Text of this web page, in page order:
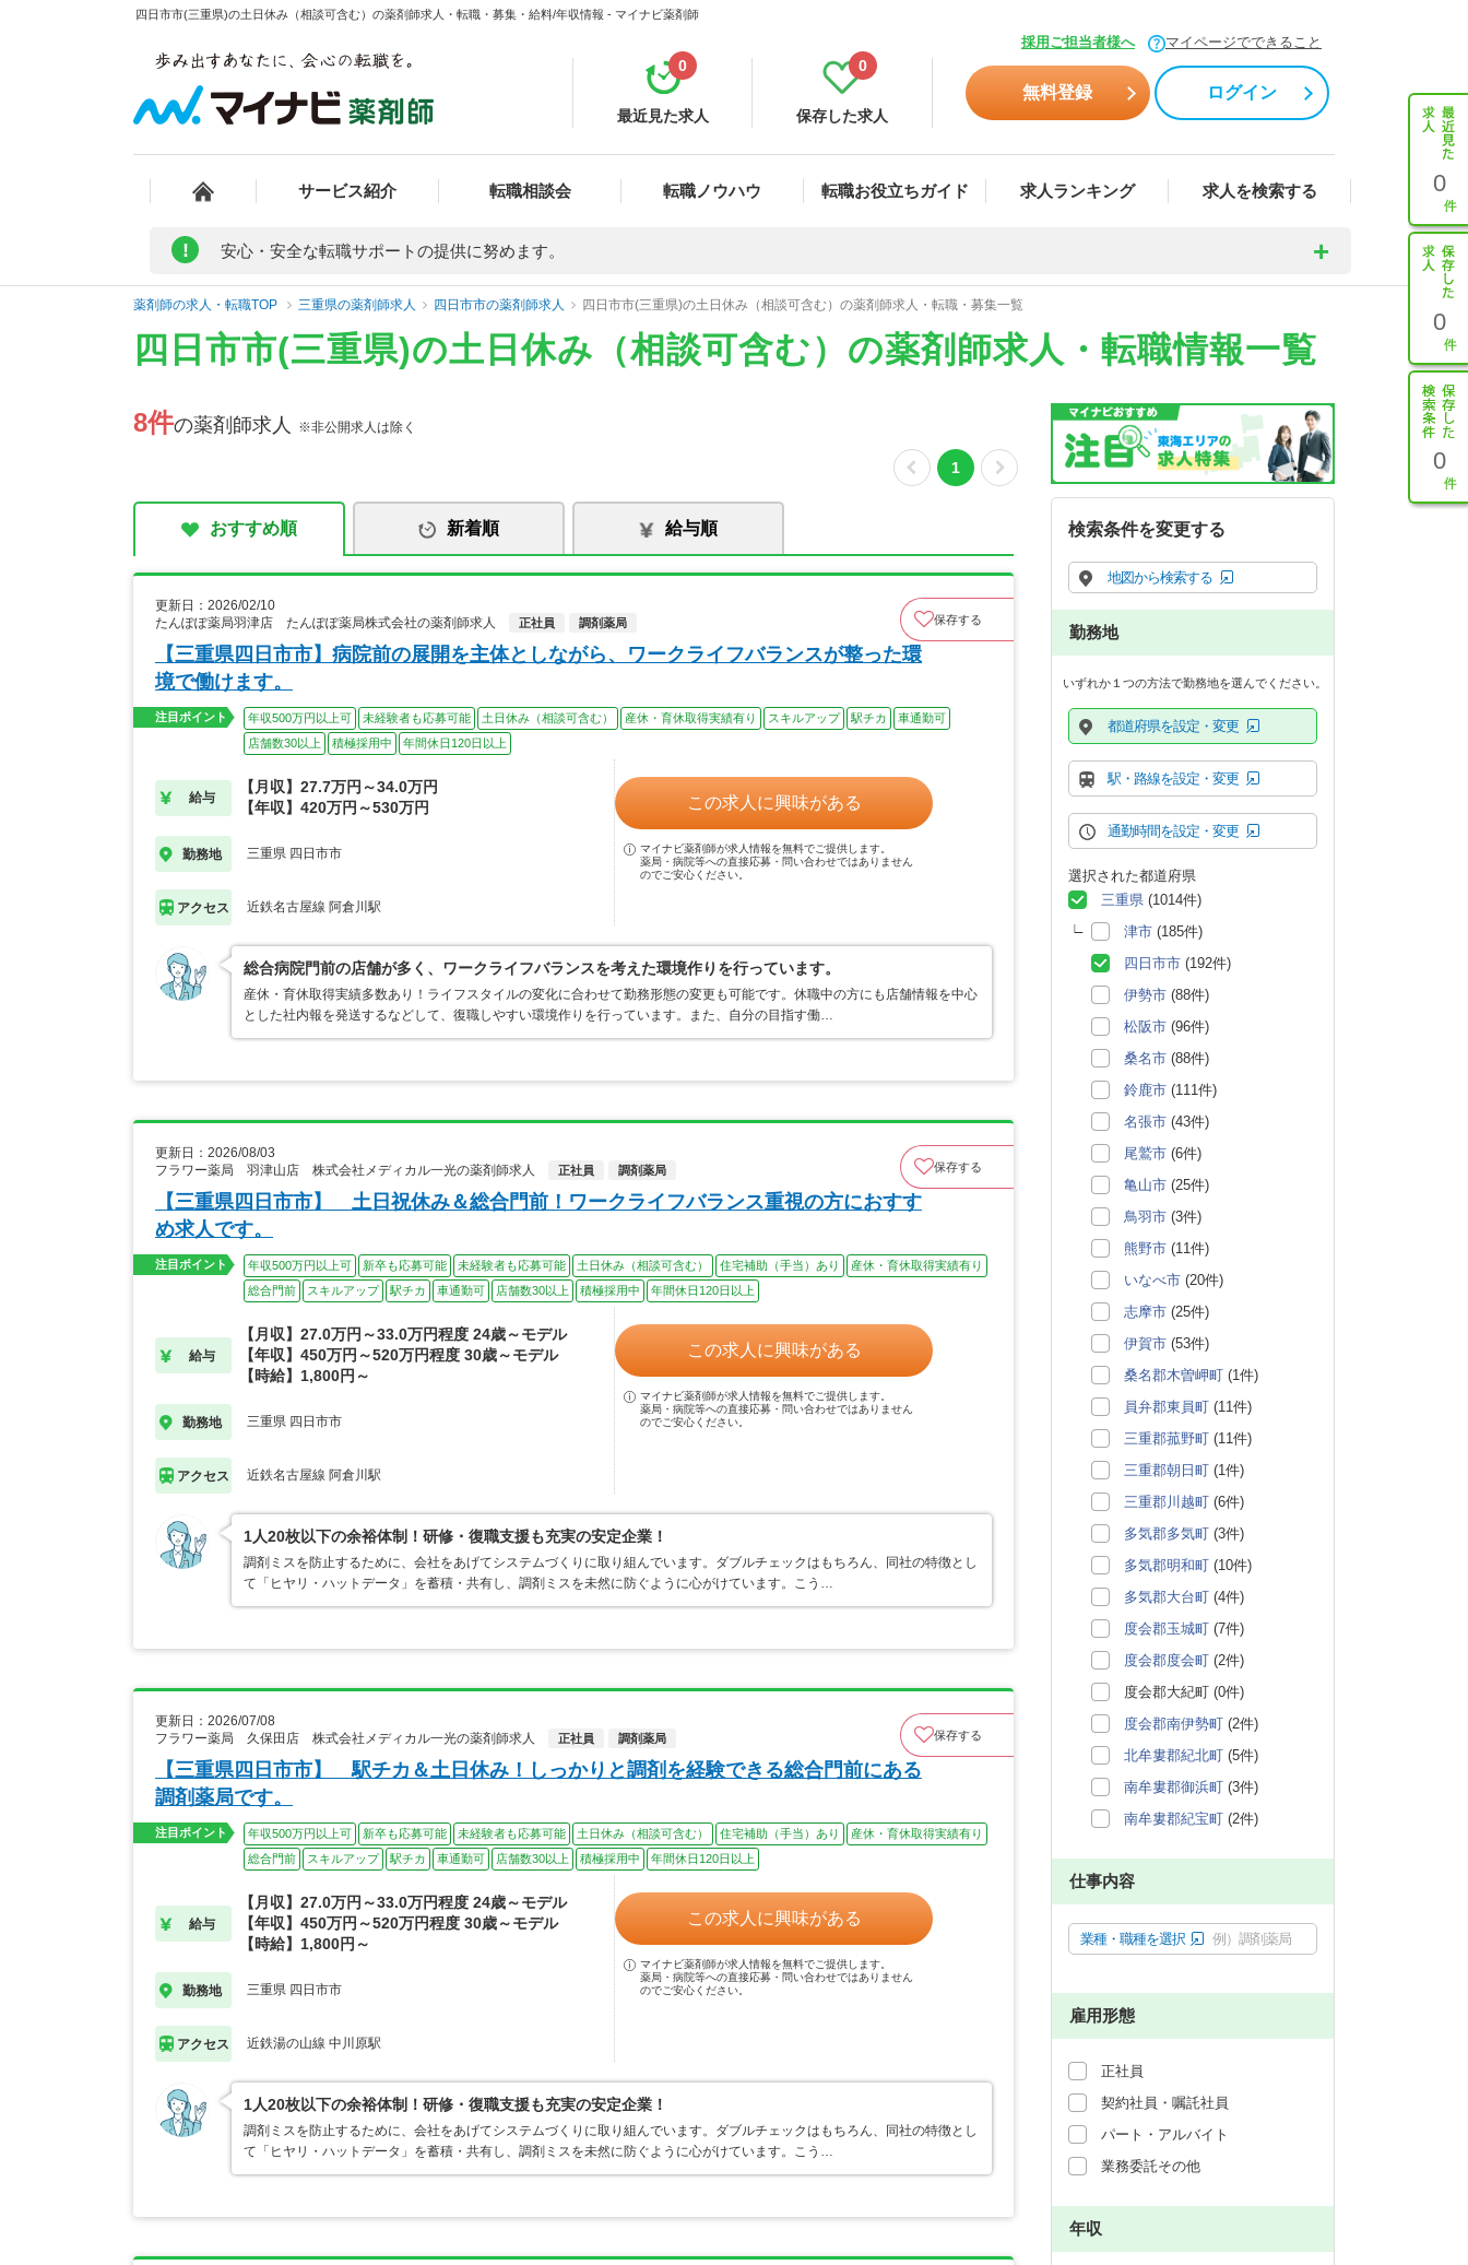
四日市市(三重県)の土日休み（相談可含む）の薬剤師求人・転職・募集・給料/年収情報 - マイナビ薬剤師
採用ご担当者様へ マイページでできること
最近見た求人
0
保存した求人
0
無料登録 ログイン
サービス紹介 転職相談会 転職ノウハウ 転職お役立ちガイド 求人ランキング 求人を検索する 0
0
0
! 安心・安全な転職サポートの提供に努めます。
薬剤師の求人・転職TOP 三重県の薬剤師求人 四日市市の薬剤師求人 四日市市(三重県)の土日休み（相談可含む）の薬剤師求人・転職・募集一覧
四日市市(三重県)の土日休み（相談可含む）の薬剤師求人・転職情報一覧
8件の薬剤師求人 ※非公開求人は除く
1
おすすめ順 新着順 給与順
更新日：2026/02/10
たんぽぽ薬局羽津店 たんぽぽ薬局株式会社の薬剤師求人
正社員 調剤薬局 保存する
【三重県四日市市】病院前の展開を主体としながら、ワークライフバランスが整った環
境で働けます。
注目ポイント 年収500万円以上可 未経験者も応募可能 土日休み（相談可含む） 産休・育休取得実績有り スキルアップ 駅チカ
車通勤可
店舗数30以上
積極採用中 年間休日120日以上
給与
【月収】27.7万円～34.0万円
【年収】420万円～530万円
勤務地 三重県 四日市市
アクセス 近鉄名古屋線 阿倉川駅
この求人に興味がある
マイナビ薬剤師が求人情報を無料でご提供します。
薬局・病院等への直接応募・問い合わせではありません
のでご安心ください。
総合病院門前の店舗が多く、ワークライフバランスを考えた環境作りを行っています。
産休・育休取得実績多数あり！ライフスタイルの変化に合わせて勤務形態の変更も可能です。休職中の方にも店舗情報を中心
とした社内報を発送するなどして、復職しやすい環境作りを行っています。また、自分の目指す働…
更新日：2026/08/03
フラワー薬局 羽津山店 株式会社メディカル一光の薬剤師求人
正社員 調剤薬局 保存する
【三重県四日市市】 土日祝休み＆総合門前！ワークライフバランス重視の方におすす
め求人です。
注目ポイント 年収500万円以上可 新卒も応募可能 未経験者も応募可能 土日休み（相談可含む） 住宅補助（手当）あり
産休・育休取得実績有り
総合門前
スキルアップ 駅チカ 車通勤可 店舗数30以上 積極採用中 年間休日120日以上
給与
【月収】27.0万円～33.0万円程度 24歳～モデル
【年収】450万円～520万円程度 30歳～モデル
【時給】1,800円～
勤務地 三重県 四日市市
アクセス 近鉄名古屋線 阿倉川駅
この求人に興味がある
マイナビ薬剤師が求人情報を無料でご提供します。
薬局・病院等への直接応募・問い合わせではありません
のでご安心ください。
1人20枚以下の余裕体制！研修・復職支援も充実の安定企業！
調剤ミスを防止するために、会社をあげてシステムづくりに取り組んでいます。ダブルチェックはもちろん、同社の特徴とし
て「ヒヤリ・ハットデータ」を蓄積・共有し、調剤ミスを未然に防ぐように心がけています。こう…
更新日：2026/07/08
フラワー薬局 久保田店 株式会社メディカル一光の薬剤師求人
正社員 調剤薬局 保存する
【三重県四日市市】 駅チカ＆土日休み！しっかりと調剤を経験できる総合門前にある
調剤薬局です。
注目ポイント 年収500万円以上可 新卒も応募可能 未経験者も応募可能 土日休み（相談可含む） 住宅補助（手当）あり
産休・育休取得実績有り
総合門前
スキルアップ 駅チカ 車通勤可 店舗数30以上 積極採用中 年間休日120日以上
給与
【月収】27.0万円～33.0万円程度 24歳～モデル
【年収】450万円～520万円程度 30歳～モデル
【時給】1,800円～
勤務地 三重県 四日市市
アクセス 近鉄湯の山線 中川原駅
この求人に興味がある
マイナビ薬剤師が求人情報を無料でご提供します。
薬局・病院等への直接応募・問い合わせではありません
のでご安心ください。
1人20枚以下の余裕体制！研修・復職支援も充実の安定企業！
調剤ミスを防止するために、会社をあげてシステムづくりに取り組んでいます。ダブルチェックはもちろん、同社の特徴とし
て「ヒヤリ・ハットデータ」を蓄積・共有し、調剤ミスを未然に防ぐように心がけています。こう…
検索条件を変更する
地図から検索する
勤務地
いずれか１つの方法で勤務地を選んでください。
都道府県を設定・変更
駅・路線を設定・変更
通勤時間を設定・変更
選択された都道府県
三重県 (1014件)
津市 (185件)
四日市市 (192件)
伊勢市 (88件)
松阪市 (96件)
桑名市 (88件)
鈴鹿市 (111件)
名張市 (43件)
尾鷲市 (6件)
亀山市 (25件)
鳥羽市 (3件)
熊野市 (11件)
いなべ市 (20件)
志摩市 (25件)
伊賀市 (53件)
桑名郡木曽岬町 (1件)
員弁郡東員町 (11件)
三重郡菰野町 (11件)
三重郡朝日町 (1件)
三重郡川越町 (6件)
多気郡多気町 (3件)
多気郡明和町 (10件)
多気郡大台町 (4件)
度会郡玉城町 (7件)
度会郡度会町 (2件)
度会郡大紀町 (0件)
度会郡南伊勢町 (2件)
北牟婁郡紀北町 (5件)
南牟婁郡御浜町 (3件)
南牟婁郡紀宝町 (2件)
仕事内容
業種・職種を選択 例）調剤薬局
雇用形態
正社員
契約社員・嘱託社員
パート・アルバイト
業務委託その他
年収